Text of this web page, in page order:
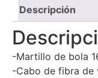
Descripción
-Martillo de bola
-Cabo de fibra de